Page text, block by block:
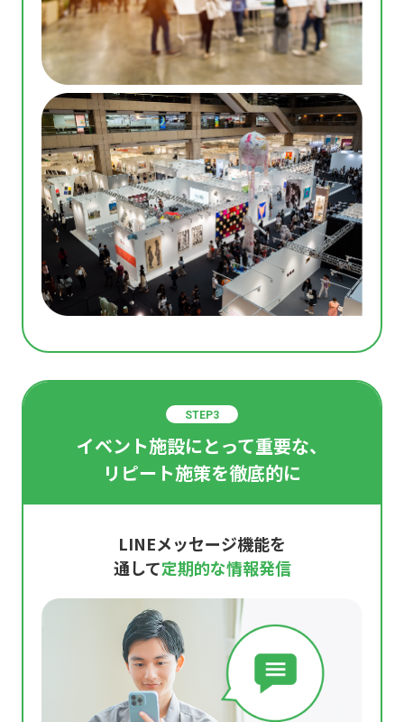
STEP3
イベント施設にとって重要な、
リピート施策を徹底的に
LINEメッセージ機能を
通して定期的な情報発信